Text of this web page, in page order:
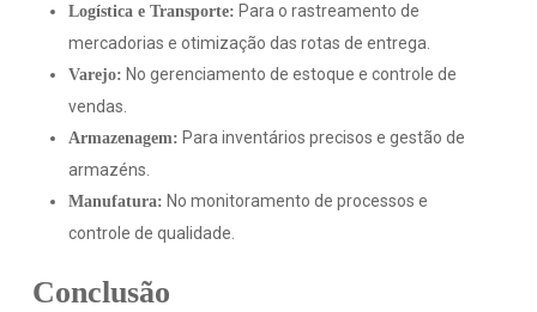
Logística e Transporte: Para o rastreamento de
mercadorias e otimização das rotas de entrega.
Varejo: No gerenciamento de estoque e controle de
vendas.
Armazenagem: Para inventários precisos e gestão de
armazéns.
Manufatura: No monitoramento de processos e
controle de qualidade.
Conclusão